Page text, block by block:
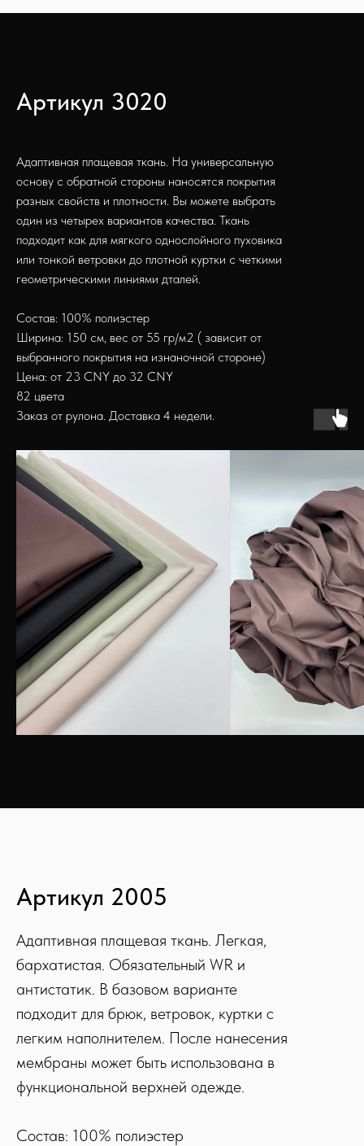
Артикул 3020
Адаптивная плащевая ткань. На универсальную
основу с обратной стороны наносятся покрытия
разных свойств и плотности. Вы можете выбрать
один из четырех вариантов качества. Ткань
подходит как для мягкого однослойного пуховика
или тонкой ветровки до плотной куртки с четкими
геометрическими линиями дталей.
Состав: 100% полиэстер
Ширина: 150 см, вес от 55 гр/м2 ( зависит от
выбранного покрытия на изнаночной стороне)
Цена: от 23 CNY до 32 CNY
82 цвета
Заказ от рулона. Доставка 4 недели.
Артикул 2005
Адаптивная плащевая ткань. Легкая,
бархатистая. Обязательный WR и
антистатик. В базовом варианте
подходит для брюк, ветровок, куртки с
легким наполнителем. После нанесения
мембраны может быть использована в
функциональной верхней одежде.
Состав: 100% полиэстер